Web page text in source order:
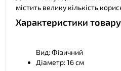
містить велику кількість
Характеристики
Вид: Фізичний
Діаметр: 16 см